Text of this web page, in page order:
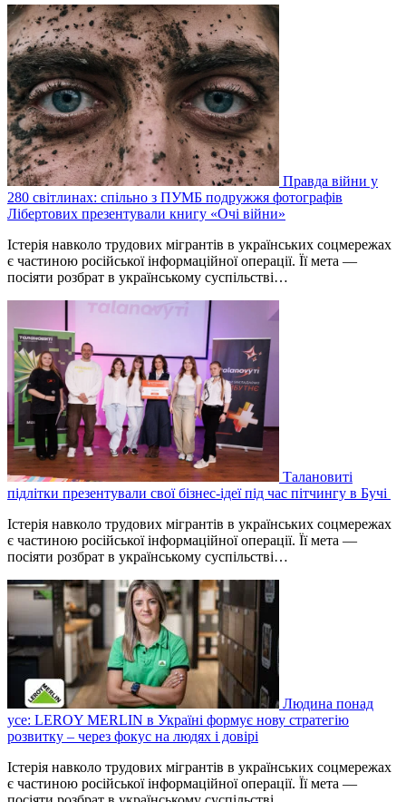
Правда війни у
280 світлинах: спільно з ПУМБ подружжя фотографів
Лібертових презентували книгу «Очі війни»
Істерія навколо трудових мігрантів в українських соцмережах
є частиною російської інформаційної операції. Її мета —
посіяти розбрат в українському суспільстві…
Талановиті
підлітки презентували свої бізнес-ідеї під час пітчингу в Бучі
Істерія навколо трудових мігрантів в українських соцмережах
є частиною російської інформаційної операції. Її мета —
посіяти розбрат в українському суспільстві…
Людина понад
усе: LEROY MERLIN в Україні формує нову стратегію
розвитку – через фокус на людях і довірі
Істерія навколо трудових мігрантів в українських соцмережах
є частиною російської інформаційної операції. Її мета —